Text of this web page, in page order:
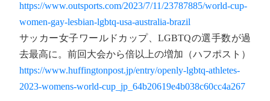
https://www.outsports.com/2023/7/11/23787885/world-cup-
women-gay-lesbian-lgbtq-usa-australia-brazil
サッカー女子ワールドカップ、LGBTQの選手数が過
去最高に。前回大会から倍以上の増加（ハフポスト）
https://www.huffingtonpost.jp/entry/openly-lgbtq-athletes-
2023-womens-world-cup_jp_64b20619e4b038c60cc4a267